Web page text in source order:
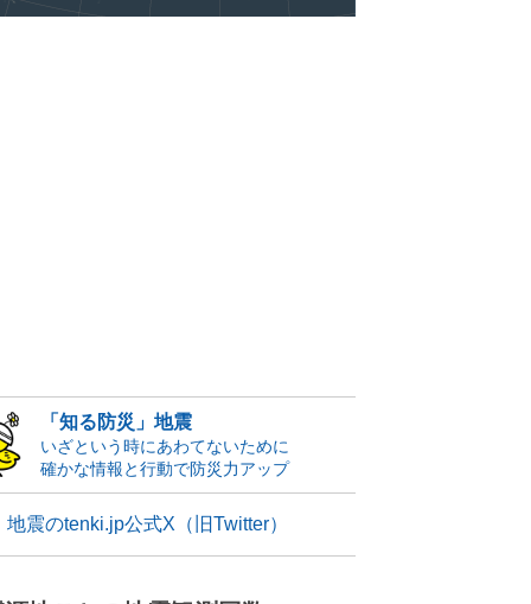
「知る防災」地震
いざという時にあわてないために
確かな情報と行動で防災力アップ
地震のtenki.jp公式X（旧Twitter）